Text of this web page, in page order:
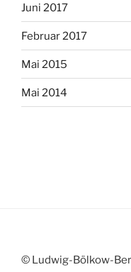
Juni 2017
Februar 2017
Mai 2015
Mai 2014
© Ludwig-Bölkow-